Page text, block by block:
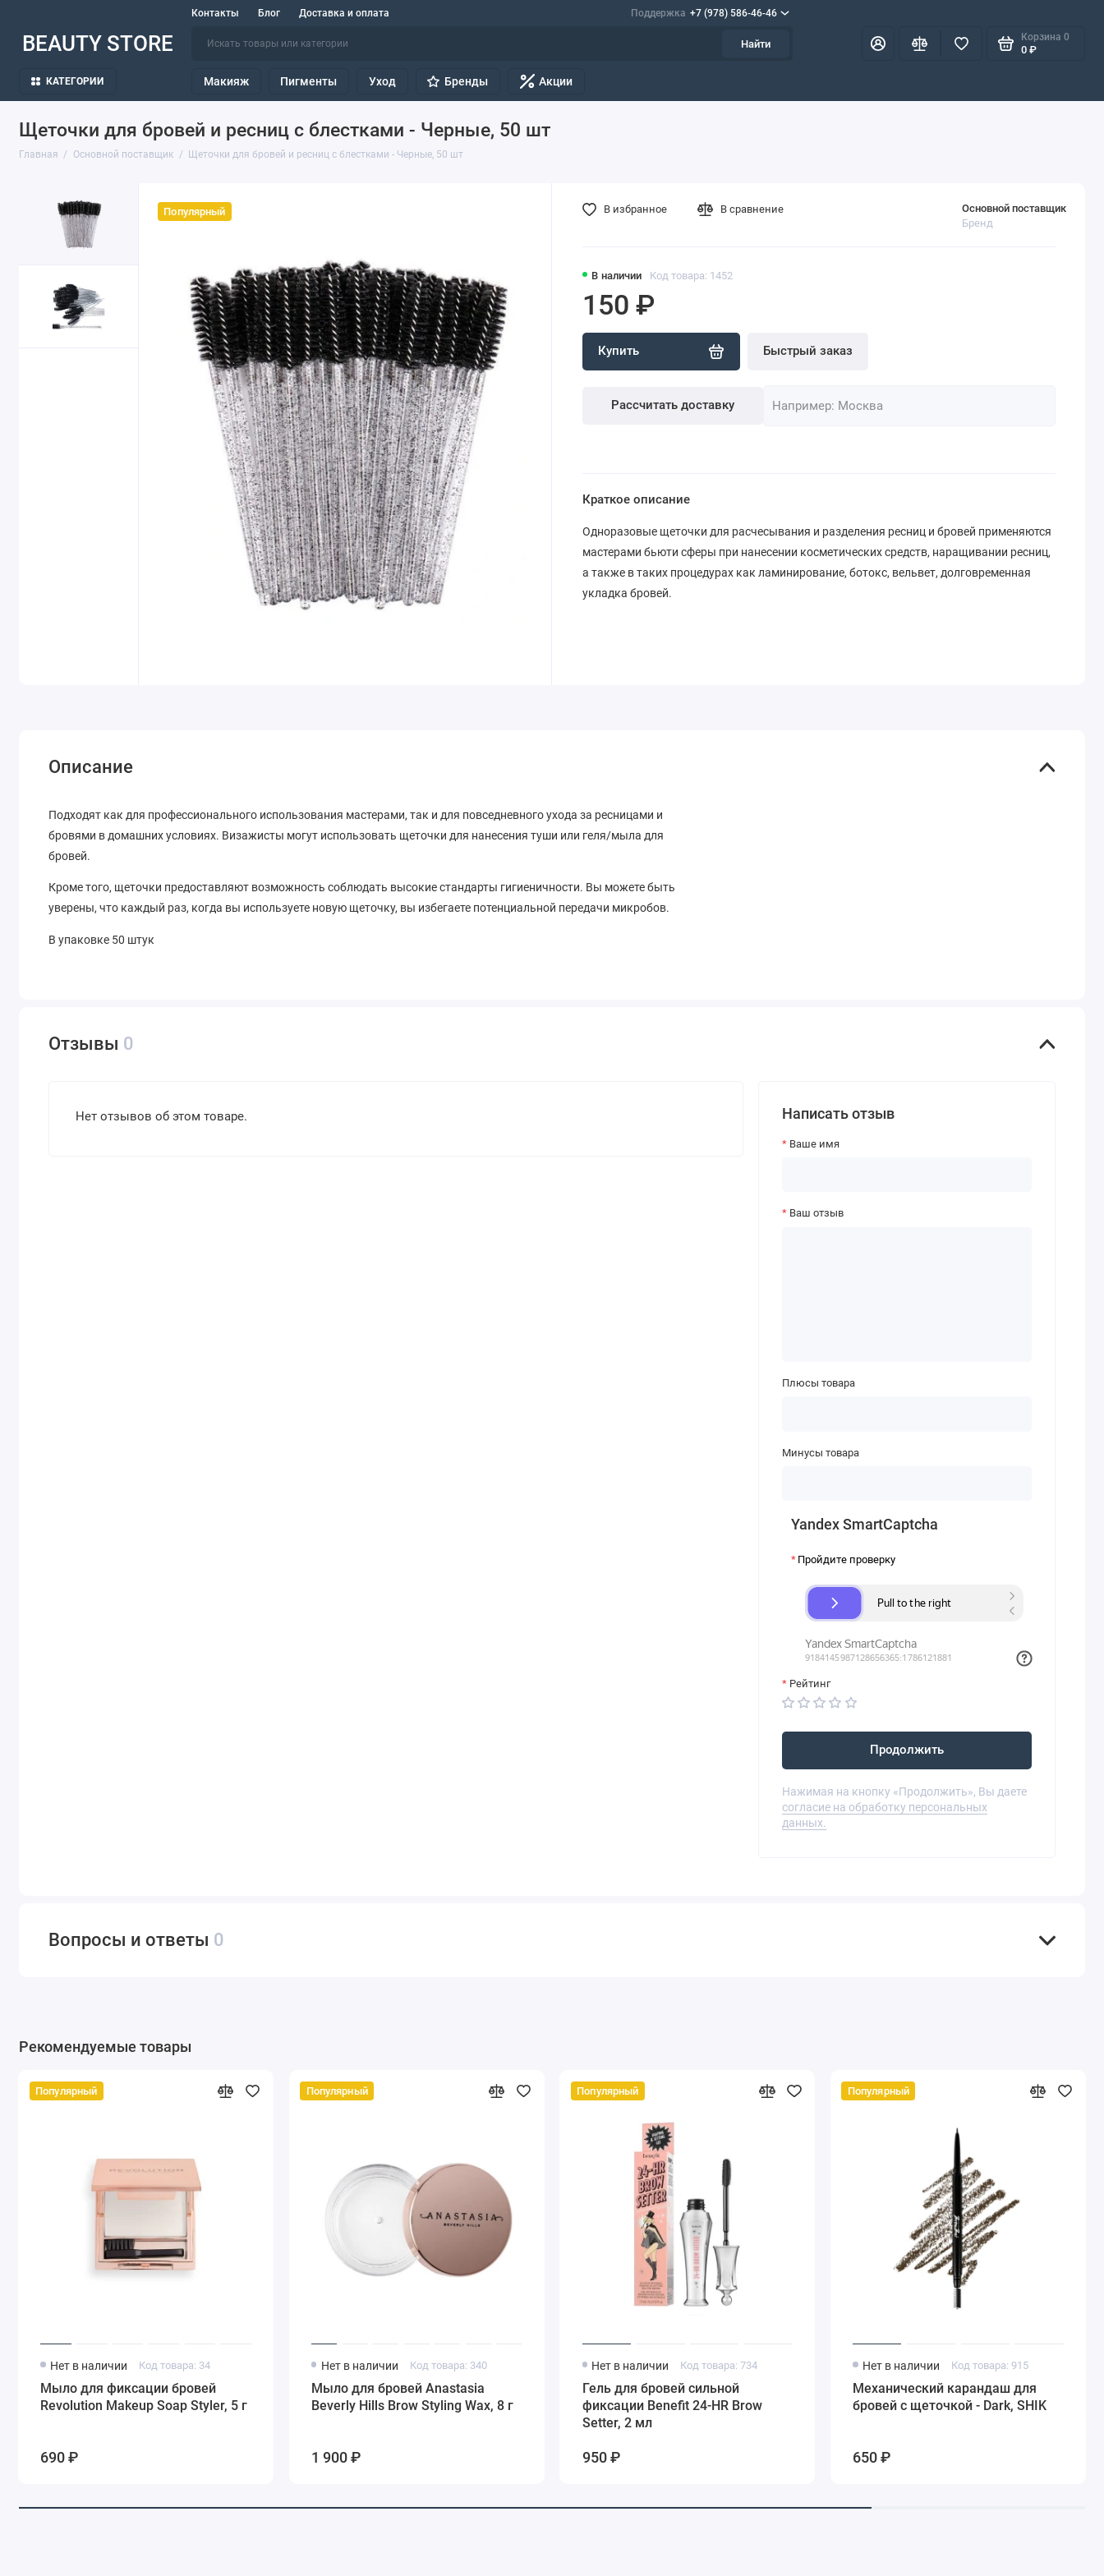
Контакты Блог Доставка и оплата Поддержка +7 (978) 586-46-46
BEAUTY STORE Найти
Корзина 0
0 ₽
КАТЕГОРИИ Макияж Пигменты Уход Бренды Акции
Щеточки для бровей и ресниц с блестками - Черные, 50 шт
Главная Основной поставщик Щеточки для бровей и ресниц с блестками - Черные, 50 шт
Популярный
В наличии Код товара: 1452
Основной поставщик
Бренд
150 ₽
Купить Быстрый заказ
Рассчитать доставку
В избранное В сравнение
Краткое описание
Одноразовые щеточки для расчесывания и разделения ресниц и бровей применяются
мастерами бьюти сферы при нанесении косметических средств, наращивании ресниц,
а также в таких процедурах как ламинирование, ботокс, вельвет, долговременная
укладка бровей.
Описание
Подходят как для профессионального использования мастерами, так и для повседневного ухода за ресницами и
бровями в домашних условиях. Визажисты могут использовать щеточки для нанесения туши или геля/мыла для
бровей.
Кроме того, щеточки предоставляют возможность соблюдать высокие стандарты гигиеничности. Вы можете быть
уверены, что каждый раз, когда вы используете новую щеточку, вы избегаете потенциальной передачи микробов.
В упаковке 50 штук
Отзывы 0
Нет отзывов об этом товаре. Написать отзыв
Ваше имя
Ваш отзыв
Плюсы товара
Минусы товара
Yandex SmartCaptcha
Пройдите проверку
Рейтинг
Продолжить
Нажимая на кнопку «Продолжить», Вы даете
согласие на обработку персональных
данных.
Вопросы и ответы 0
Рекомендуемые товары
Популярный
Нет в наличии Код товара: 34
Мыло для фиксации бровей
Revolution Makeup Soap Styler, 5 г
690 ₽
Популярный
Нет в наличии Код товара: 340
Мыло для бровей Anastasia
Beverly Hills Brow Styling Wax, 8 г
1 900 ₽
Популярный
Нет в наличии Код товара: 734
Гель для бровей сильной
фиксации Benefit 24-HR Brow
Setter, 2 мл
950 ₽
Популярный
Нет в наличии Код товара: 915
Механический карандаш для
бровей с щеточкой - Dark, SHIK
650 ₽